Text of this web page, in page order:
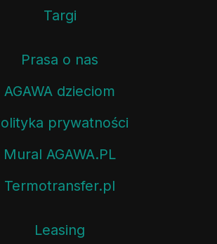
Targi
Prasa o nas
AGAWA dzieciom
prywatności
Mural AGAWA.PL
Termotransfer.pl
Leasing